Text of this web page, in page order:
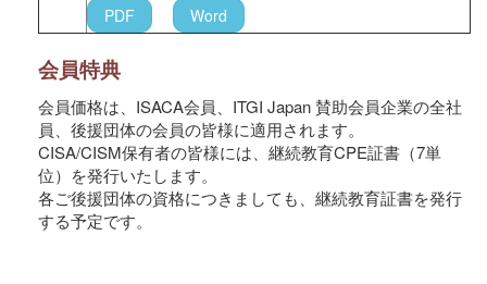
PDF Word
会員特典
会員価格は、ISACA会員、ITGI Japan 賛助会員企業の全社
員、後援団体の会員の皆様に適用されます。
CISA/CISM保有者の皆様には、継続教育CPE証書（7単
位）を発行いたします。
各ご後援団体の資格につきましても、継続教育証書を発行
する予定です。